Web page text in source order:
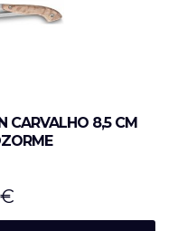
CARVALHO 8,5 CM
€